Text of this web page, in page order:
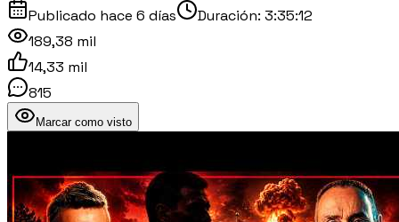
Publicado hace 6 días Duración: 3:35:12
189,38 mil
14,33 mil
815
Marcar como visto